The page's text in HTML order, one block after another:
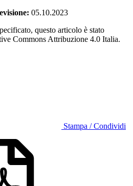
05.10.2023
questo articolo è stato
Commons Attribuzione 4.0 Italia.
Stampa / Condividi